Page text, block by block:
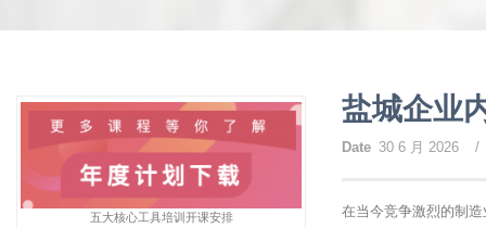
盐城企业
Date 30 6 月 2026 /
在当今竞争激烈的制
五大核心工具培训开课安排